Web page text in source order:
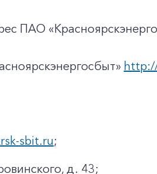
ПАО
sbit.ru;
д. 43;